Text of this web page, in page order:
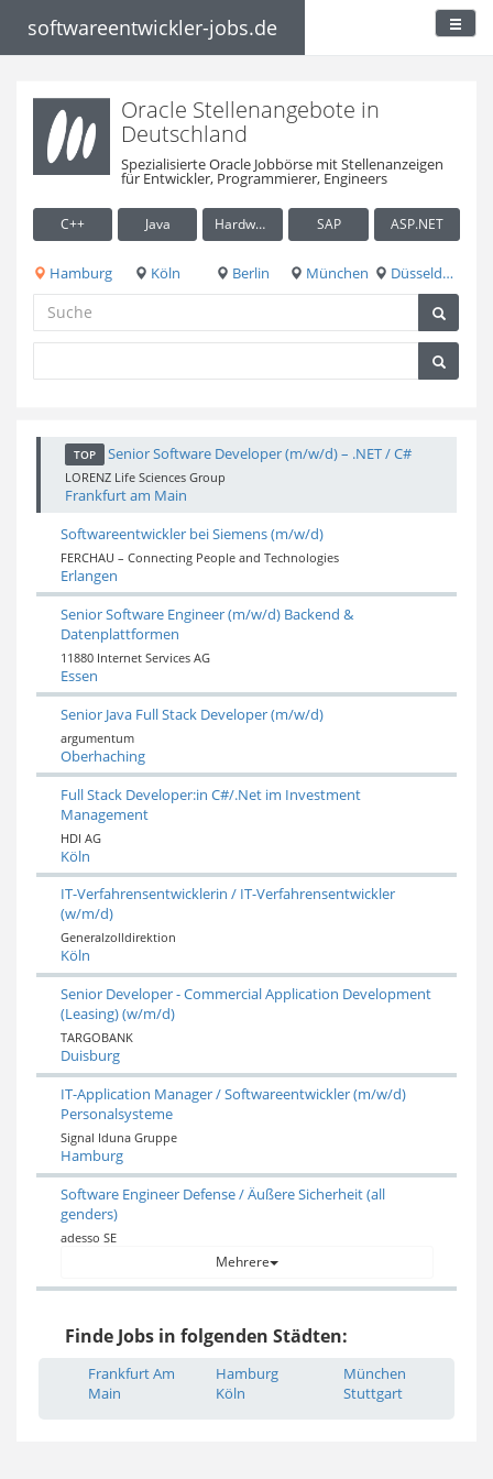
softwareentwickler-jobs.de
Oracle Stellenangebote in
Deutschland
Spezialisierte Oracle Jobbörse mit Stellenanzeigen
für Entwickler, Programmierer, Engineers
C++ Java Hardware / Embedded SAP ASP.NET
Hamburg Köln Berlin München Düsseldorf
TOP Senior Software Developer (m/w/d) – .NET / C#
LORENZ Life Sciences Group
Frankfurt am Main
Softwareentwickler bei Siemens (m/w/d)
FERCHAU – Connecting People and Technologies
Erlangen
Senior Software Engineer (m/w/d) Backend &
Datenplattformen
11880 Internet Services AG
Essen
Senior Java Full Stack Developer (m/w/d)
argumentum
Oberhaching
Full Stack Developer:in C#/.Net im Investment
Management
HDI AG
Köln
IT-Verfahrensentwicklerin / IT-Verfahrensentwickler
(w/m/d)
Generalzolldirektion
Köln
Senior Developer - Commercial Application Development
(Leasing) (w/m/d)
TARGOBANK
Duisburg
IT-Application Manager / Softwareentwickler (m/w/d)
Personalsysteme
Signal Iduna Gruppe
Hamburg
Software Engineer Defense / Äußere Sicherheit (all
genders)
adesso SE
Mehrere
Finde Jobs in folgenden Städten:
Frankfurt Am
Main
Hamburg
Köln
München
Stuttgart